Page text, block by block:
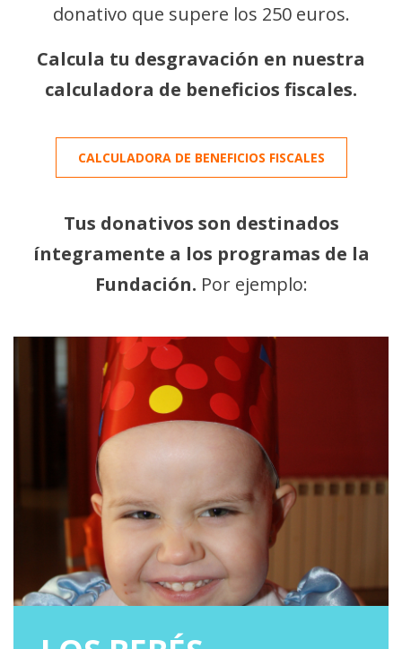
donativo que supere los 250 euros.
Calcula tu desgravación en nuestra
calculadora de beneficios fiscales.
CALCULADORA DE BENEFICIOS FISCALES
Tus donativos son destinados
íntegramente a los programas de la
Fundación. Por ejemplo: